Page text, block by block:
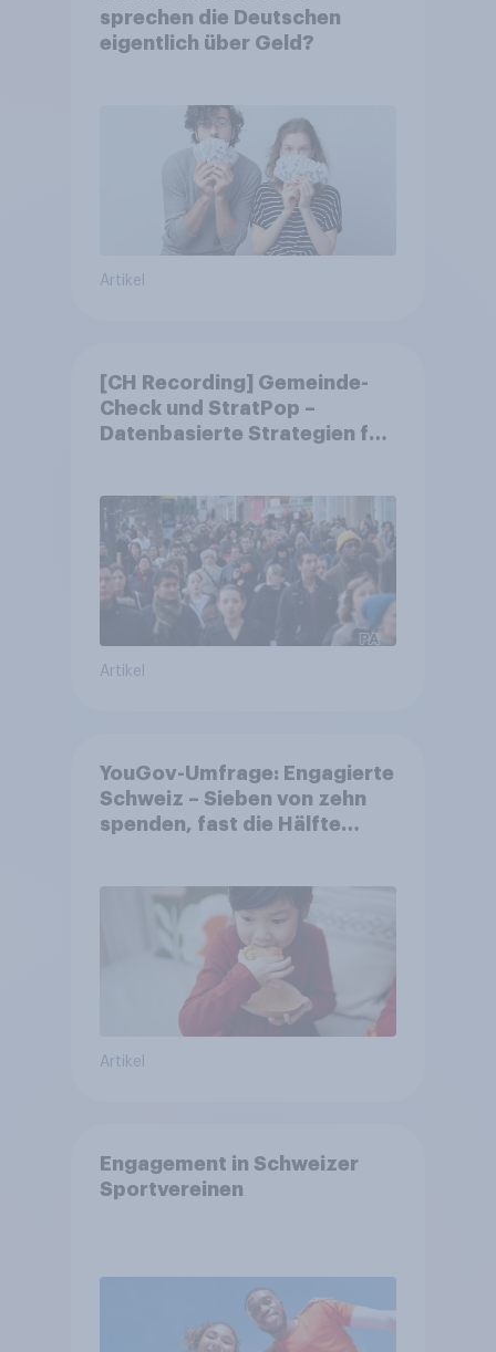
sprechen die Deutschen
eigentlich über Geld?
Artikel
[CH Recording] Gemeinde-
Check und StratPop –
Datenbasierte Strategien für
Artikel
YouGov-Umfrage: Engagierte
Schweiz – Sieben von zehn
spenden, fast die Hälfte
Artikel
Engagement in Schweizer
Sportvereinen